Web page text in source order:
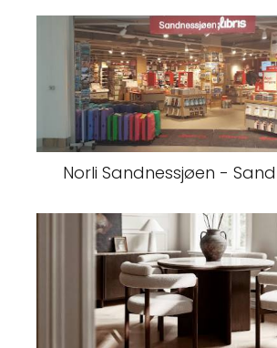
Norli Sandnessjøen -